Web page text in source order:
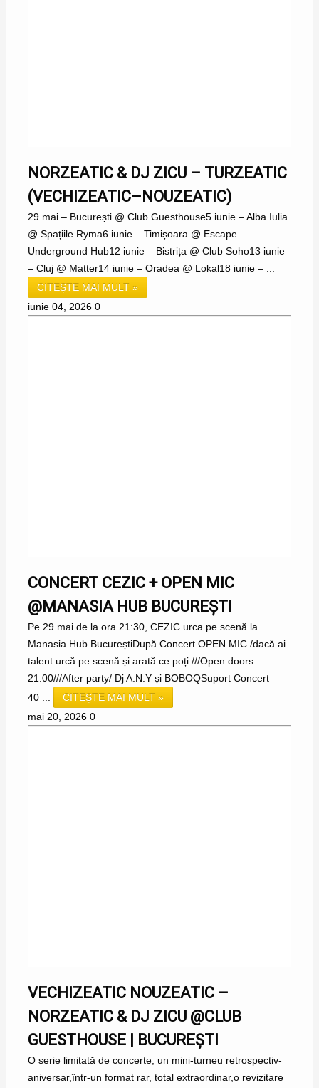
NORZEATIC & DJ ZICU – TURZEATIC
(VECHIZEATIC–NOUZEATIC)
29 mai – București @ Club Guesthouse5 iunie – Alba Iulia
@ Spațiile Ryma6 iunie – Timișoara @ Escape
Underground Hub12 iunie – Bistrița @ Club Soho13 iunie
– Cluj @ Matter14 iunie – Oradea @ Lokal18 iunie – ...
CITEȘTE MAI MULT »
iunie 04, 2026 0
CONCERT CEZIC + OPEN MIC
@MANASIA HUB BUCUREȘTI
Pe 29 mai de la ora 21:30, CEZIC urca pe scenă la
Manasia Hub BucureștiDupă Concert OPEN MIC /dacă ai
talent urcă pe scenă și arată ce poți.///Open doors –
21:00///After party/ Dj A.N.Y și BOBOQSuport Concert –
40 ...
CITEȘTE MAI MULT »
mai 20, 2026 0
VECHIZEATIC NOUZEATIC –
NORZEATIC & DJ ZICU @CLUB
GUESTHOUSE | BUCUREȘTI
O serie limitată de concerte, un mini-turneu retrospectiv-
aniversar,într-un format rar, total extraordinar,o revizitare